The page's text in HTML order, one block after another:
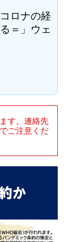
ロナの経
＝」ウェ
す。連絡先
ご注意くだ